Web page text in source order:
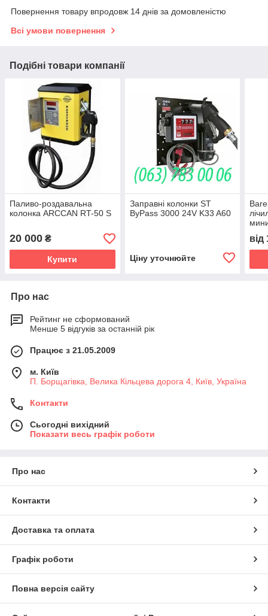
Повернення товару впродовж 14 днів за домовленістю
Всі умови повернення
Подібні товари компанії
Паливо-роздавальна
колонка ARCCAN RT-50 S
20 000 ₴
Купити
Заправні колонки ST
ByPass 3000 24V K33 A60
Ціну уточнюйте
від
Про нас
Рейтинг не сформований
Менше 5 відгуків за останній рік
Працює з 21.05.2009
м. Київ
П. Борщагівка, Велика Кільцева дорога 4, Київ, Україна
Контакти
Сьогодні вихідний
Показати весь графік роботи
Про нас
Контакти
Доставка та оплата
Графік роботи
Повна версія сайту